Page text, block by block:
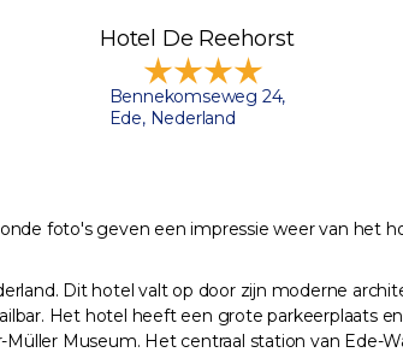
Hotel De Reehorst
Bennekomseweg 24,
Ede, Nederland
foto's geven een impressie weer van het
Dit hotel valt op door zijn moderne
Het hotel heeft een grote parkeerplaats
Museum. Het centraal station van